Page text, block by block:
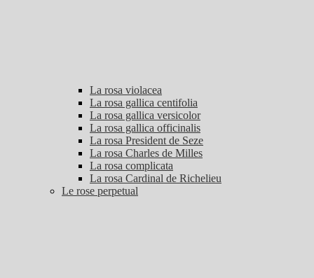
La rosa violacea
La rosa gallica centifolia
La rosa gallica versicolor
La rosa gallica officinalis
La rosa President de Seze
La rosa Charles de Milles
La rosa complicata
La rosa Cardinal de Richelieu
Le rose perpetual